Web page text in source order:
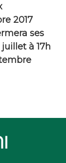
2017
ses
à 17h